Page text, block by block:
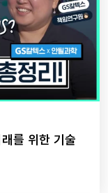
를 위한 기술